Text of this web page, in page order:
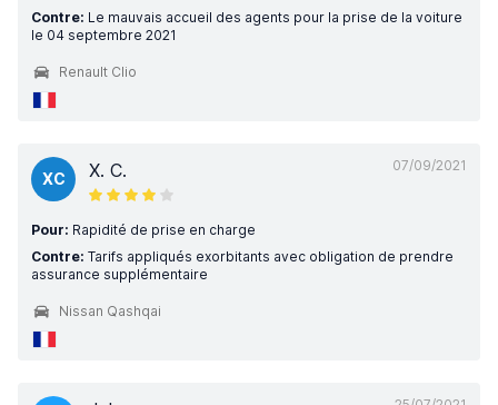
Contre: Le mauvais accueil des agents pour la prise de la voiture
le 04 septembre 2021
Renault Clio
07/09/2021
XC X. C.
Pour: Rapidité de prise en charge
Contre: Tarifs appliqués exorbitants avec obligation de prendre
assurance supplémentaire
Nissan Qashqai